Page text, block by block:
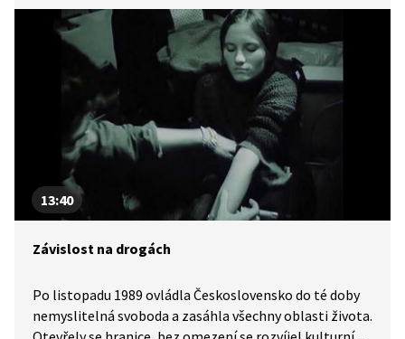
mobilů a internetu se informace šířily rychle po celé
zemi. Stávky pokračovaly i v dalších dnech
a demonstrantů přibývalo. Revoluce nese přívlastek
sametová, protože proběhla bez lidských obětí. Video
je součástí vzdělávací série Rok revoluce z produkce
Knihovny Václava Havla, která mapuje klíčové
momenty přerodu totalitního Československa
v demokratický stát.
13:40
Závislost na drogách
Po listopadu 1989 ovládla Československo do té doby
nemyslitelná svoboda a zasáhla všechny oblasti života.